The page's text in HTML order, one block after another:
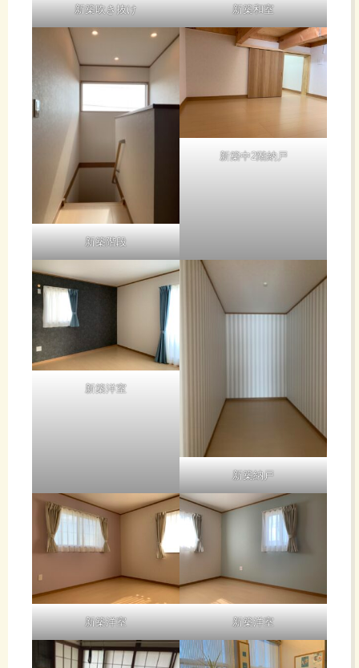
当
然
画
像
は
こ
の
出
せ
ま
ります。
電
池
記
は
遠
な
り
おおげ
さ・・・
新築吹き抜け 新築和室
新築階段
新築中2階納戸
新築洋室
新築納戸
新築洋室 新築洋室